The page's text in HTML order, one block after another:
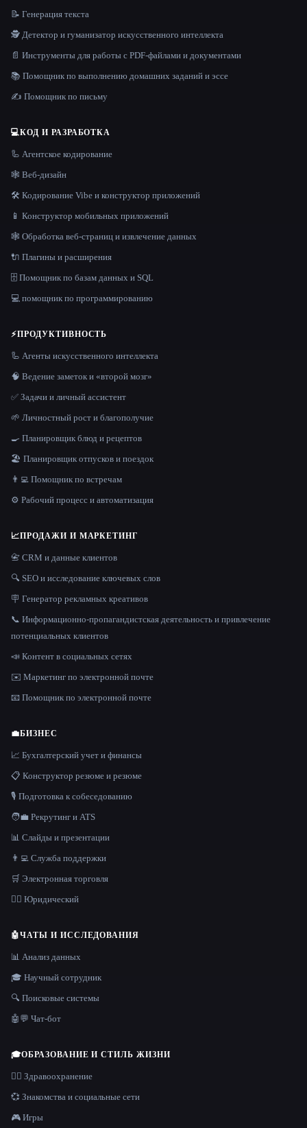
📝 Генерация текста
🕵️ Детектор и гуманизатор искусственного интеллекта
📄 Инструменты для работы с PDF-файлами и документами
📚 Помощник по выполнению домашних заданий и эссе
✍️ Помощник по письму
💻КОД И РАЗРАБОТКА
🦾 Агентское кодирование
🕸 Веб-дизайн
🛠️ Кодирование Vibe и конструктор приложений
📱 Конструктор мобильных приложений
🕸️ Обработка веб-страниц и извлечение данных
🔌 Плагины и расширения
🗄️ Помощник по базам данных и SQL
💻 помощник по программированию
⚡ПРОДУКТИВНОСТЬ
🦾 Агенты искусственного интеллекта
🧠 Ведение заметок и «второй мозг»
✅ Задачи и личный ассистент
🌱 Личностный рост и благополучие
🍳 Планировщик блюд и рецептов
🏖 Планировщик отпусков и поездок
👨‍💻 Помощник по встречам
⚙️ Рабочий процесс и автоматизация
📈ПРОДАЖИ И МАРКЕТИНГ
📇 CRM и данные клиентов
🔍 SEO и исследование ключевых слов
🪧 Генератор рекламных креативов
📞 Информационно-пропагандистская деятельность и привлечение
потенциальных клиентов
📣 Контент в социальных сетях
✉️ Маркетинг по электронной почте
📧 Помощник по электронной почте
💼БИЗНЕС
📈 Бухгалтерский учет и финансы
📋 Конструктор резюме и резюме
🎙️ Подготовка к собеседованию
🧑‍💼 Рекрутинг и ATS
📊 Слайды и презентации
👨‍💻 Служба поддержки
🛒 Электронная торговля
👩‍⚖️ Юридический
🤖ЧАТЫ И ИССЛЕДОВАНИЯ
📊 Анализ данных
🎓 Научный сотрудник
🔍 Поисковые системы
🤖💬 Чат-бот
🎓ОБРАЗОВАНИЕ И СТИЛЬ ЖИЗНИ
👩‍⚕️ Здравоохранение
💞 Знакомства и социальные сети
🎮 Игры